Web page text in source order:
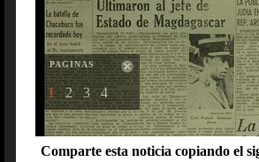
PAGINAS
1 2 3 4
Comparte esta noticia copiando el